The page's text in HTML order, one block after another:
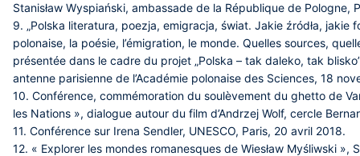
Stanisław Wyspiański, ambassade de la République de Pologne,
9. „Polska literatura, poezja, emigracja, świat. Jakie źródła, jakie
polonaise, la poésie, l’émigration, le monde. Quelles sources,
présentée dans le cadre du projet „Polska – tak daleko, tak
antenne parisienne de l’Académie polonaise des Sciences, 18
10. Conférence, commémoration du soulèvement du ghetto de
les Nations », dialogue autour du film d’Andrzej Wolf, cercle
11. Conférence sur Irena Sendler, UNESCO, Paris, 20 avril 2018.
12. « Explorer les mondes romanesques de Wiesław Myśliwski »,